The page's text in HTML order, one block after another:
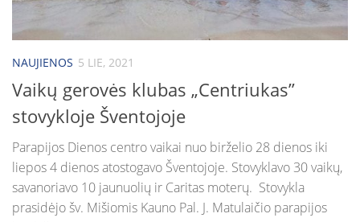
NAUJIENOS 5 LIE, 2021
Vaikų gerovės klubas „Centriukas”
stovykloje Šventojoje
Parapijos Dienos centro vaikai nuo birželio 28 dienos iki
liepos 4 dienos atostogavo Šventojoje. Stovyklavo 30 vaikų,
savanoriavo 10 jaunuolių ir Caritas moterų. Stovykla
prasidėjo šv. Mišiomis Kauno Pal. J. Matulaičio parapijos